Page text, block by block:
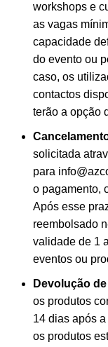
workshops e
as vagas
capacidade
do evento ou
caso, os
contactos
terão a opção
solicitada
para
o pagamento,
Após esse
reembolsado
validade de 1
eventos ou
Devolução
os produtos
14 dias após
os produtos